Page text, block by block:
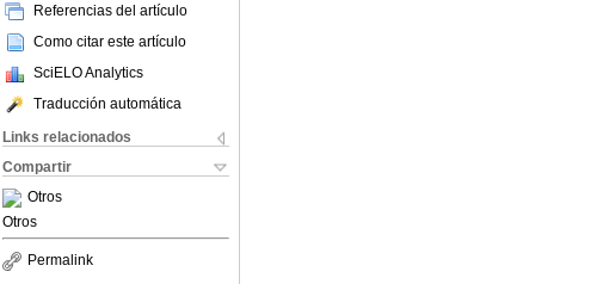
Referencias del artículo
Como citar este artículo
SciELO Analytics
Traducción automática
Links relacionados
Compartir
Otros
Otros
Permalink